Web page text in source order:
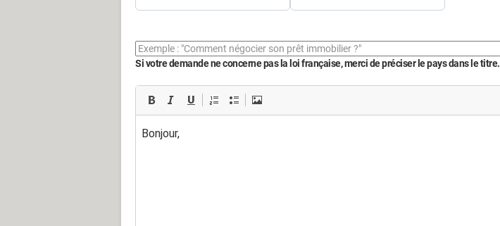
Si votre demande ne concerne pas la loi française, merci de préciser le pays dans le titre.